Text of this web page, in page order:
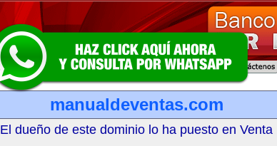
manualdeventas.com
El dueño de este dominio lo ha puesto en Venta